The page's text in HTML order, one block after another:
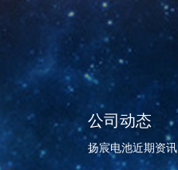
池包
市场
招聘
我们 公司动态
扬宸电池近期资讯